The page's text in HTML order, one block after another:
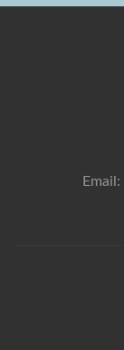
Email: